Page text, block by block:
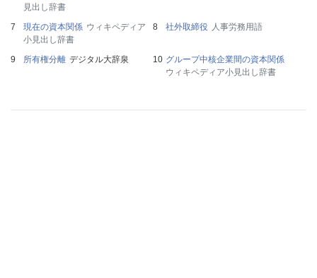
見出し辞書
現在の資本関係 ウィキペディア
小見出し辞書
社外取締役 人事労務用語
所有権分離 デジタル大辞泉
グループ中核企業間の資本関係
ウィキペディア小見出し辞書